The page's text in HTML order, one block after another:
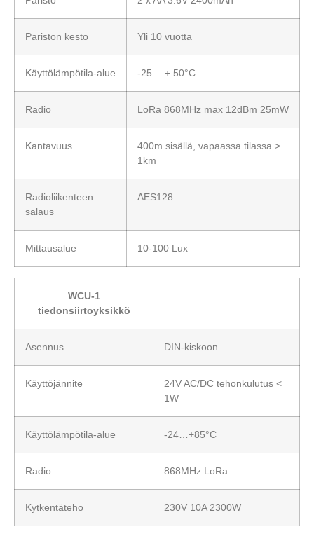
Pariston kesto Yli 10 vuotta
Käyttölämpötila-alue -25… + 50°C
Radio LoRa 868MHz max 12dBm 25mW
Kantavuus
400m sisällä, vapaassa tilassa >
1km
Radioliikenteen
salaus
AES128
Mittausalue 10-100 Lux
WCU-1
tiedonsiirtoyksikkö
Asennus DIN-kiskoon
Käyttöjännite
24V AC/DC tehonkulutus <
1W
Käyttölämpötila-alue -24…+85°C
Radio 868MHz LoRa
Kytkentäteho 230V 10A 2300W